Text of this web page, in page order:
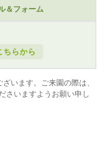
＆フォーム
らから
います。ご来園の際は、
さいますようお願い申し